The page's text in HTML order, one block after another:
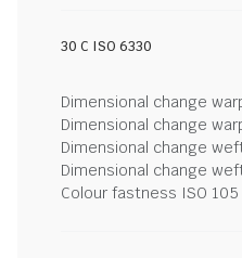
30 C ISO 6330
Dimensional change
Dimensional change
Dimensional change
Dimensional change
Colour fastness ISO 105